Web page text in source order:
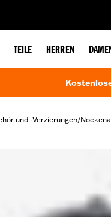
TEILE HERREN
und -Verzierungen/